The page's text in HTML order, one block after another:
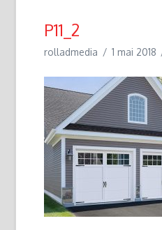
P11_2
rolladmedia 1 mai 2018